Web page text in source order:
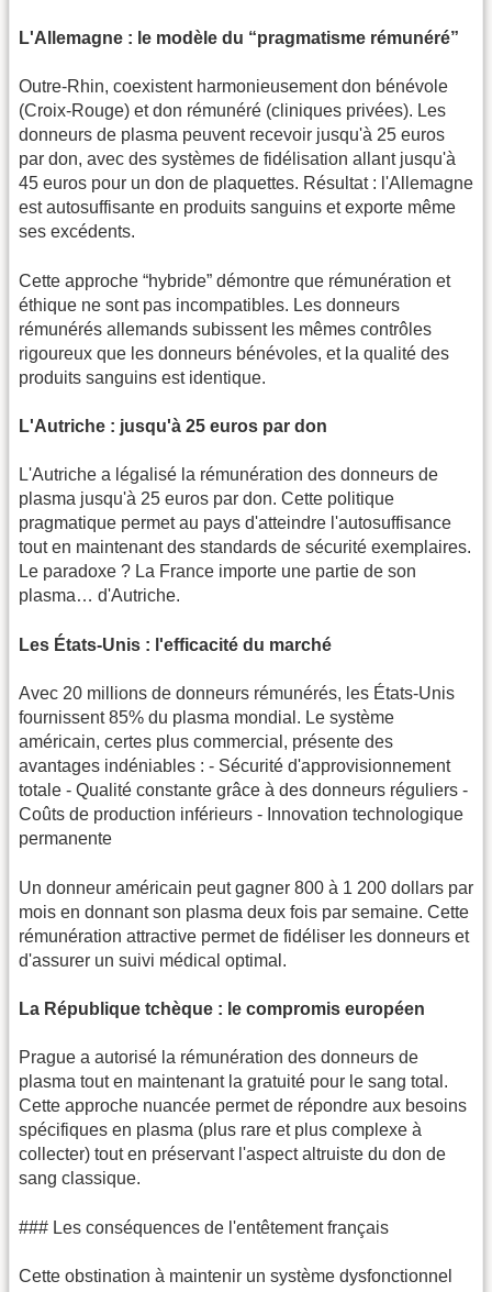
L'Allemagne : le modèle du “pragmatisme rémunéré”
Outre-Rhin, coexistent harmonieusement don bénévole
(Croix-Rouge) et don rémunéré (cliniques privées). Les
donneurs de plasma peuvent recevoir jusqu'à 25 euros
par don, avec des systèmes de fidélisation allant jusqu'à
45 euros pour un don de plaquettes. Résultat : l'Allemagne
est autosuffisante en produits sanguins et exporte même
ses excédents.
Cette approche “hybride” démontre que rémunération et
éthique ne sont pas incompatibles. Les donneurs
rémunérés allemands subissent les mêmes contrôles
rigoureux que les donneurs bénévoles, et la qualité des
produits sanguins est identique.
L'Autriche : jusqu'à 25 euros par don
L'Autriche a légalisé la rémunération des donneurs de
plasma jusqu'à 25 euros par don. Cette politique
pragmatique permet au pays d'atteindre l'autosuffisance
tout en maintenant des standards de sécurité exemplaires.
Le paradoxe ? La France importe une partie de son
plasma… d'Autriche.
Les États-Unis : l'efficacité du marché
Avec 20 millions de donneurs rémunérés, les États-Unis
fournissent 85% du plasma mondial. Le système
américain, certes plus commercial, présente des
avantages indéniables : - Sécurité d'approvisionnement
totale - Qualité constante grâce à des donneurs réguliers -
Coûts de production inférieurs - Innovation technologique
permanente
Un donneur américain peut gagner 800 à 1 200 dollars par
mois en donnant son plasma deux fois par semaine. Cette
rémunération attractive permet de fidéliser les donneurs et
d'assurer un suivi médical optimal.
La République tchèque : le compromis européen
Prague a autorisé la rémunération des donneurs de
plasma tout en maintenant la gratuité pour le sang total.
Cette approche nuancée permet de répondre aux besoins
spécifiques en plasma (plus rare et plus complexe à
collecter) tout en préservant l'aspect altruiste du don de
sang classique.
### Les conséquences de l'entêtement français
Cette obstination à maintenir un système dysfonctionnel